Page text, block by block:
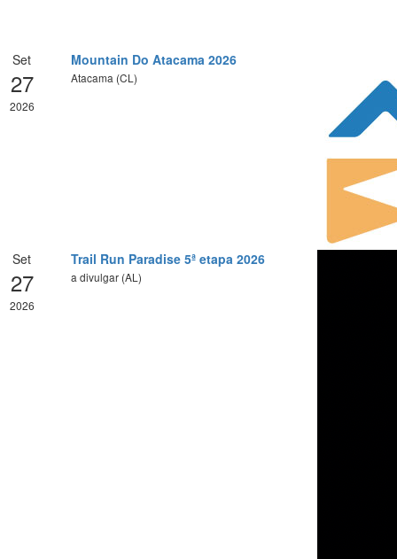
Set
27
2026
Mountain Do Atacama 2026
Atacama (CL)
Set
27
2026
Trail Run Paradise 5ª etapa 2026
a divulgar (AL)